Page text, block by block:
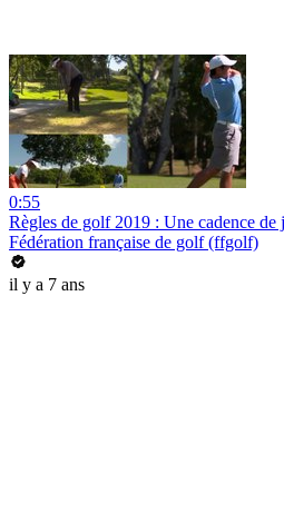
0:55
Règles de golf 2019 : Une cadence de
Fédération française de golf (ffgolf)
il y a 7 ans